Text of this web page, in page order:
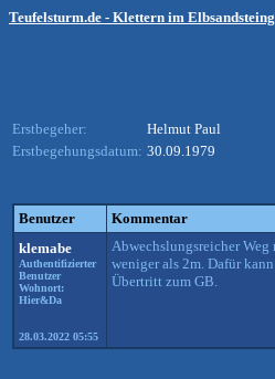
Teufelsturm.de - Klettern im
Erstbegeher:
Helmut Paul
Erstbegehungsdatum: 30.09.1979
Benutzer
Kommentar
klemabe
Authentifizierter
Benutzer
Wohnort:
Hier&Da
28.03.2022 05:55
Abwechslungsreicher
weniger als 2m. Dafür
Übertritt zum GB.